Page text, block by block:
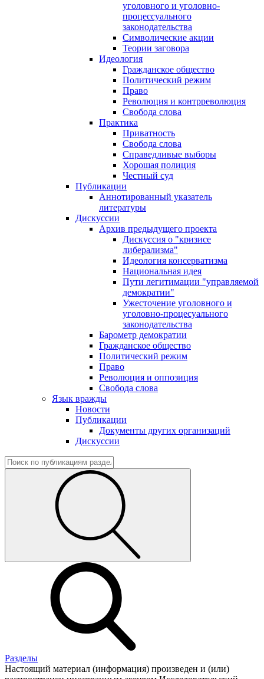
уголовного и уголовно-
процессуального
законодательства
Символические акции
Теории заговора
Идеология
Гражданское общество
Политический режим
Право
Революция и контрреволюция
Свобода слова
Практика
Приватность
Свобода слова
Справедливые выборы
Хорошая полиция
Честный суд
Публикации
Аннотированный указатель
литературы
Дискуссии
Архив предыдущего проекта
Дискуссия о "кризисе
либерализма"
Идеология консерватизма
Национальная идея
Пути легитимации "управляемой
демократии"
Ужесточение уголовного и
уголовно-процесуального
законодательства
Барометр демократии
Гражданское общество
Политический режим
Право
Революция и оппозиция
Свобода слова
Язык вражды
Новости
Публикации
Документы других организаций
Дискуссии
Разделы
Настоящий материал (информация) произведен и (или)